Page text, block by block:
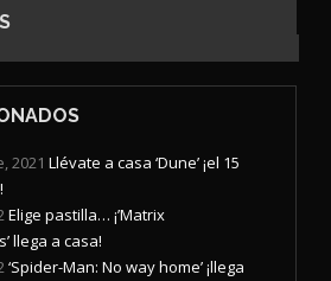
2021 Llévate a casa ‘Dune’ ¡el 15
Elige pastilla… ¡’Matrix
llega a casa!
‘Spider-Man: No way home’ ¡llega